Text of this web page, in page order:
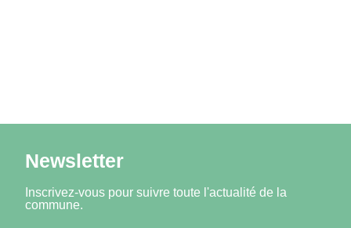
Newsletter
Inscrivez-vous pour suivre toute l'actualité de la
commune.